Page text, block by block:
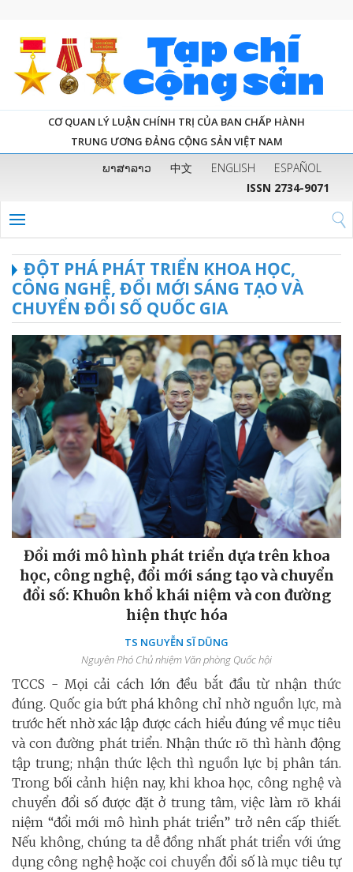
CƠ QUAN LÝ LUẬN CHÍNH TRỊ CỦA BAN CHẤP HÀNH
TRUNG ƯƠNG ĐẢNG CỘNG SẢN VIỆT NAM
ພາສາລາວ 中文 ENGLISH
ESPAÑOL
ISSN 2734-9071
ĐỘT PHÁ PHÁT TRIỂN KHOA HỌC,
CÔNG NGHỆ, ĐỔI MỚI SÁNG TẠO VÀ
CHUYỂN ĐỔI SỐ QUỐC GIA
Đổi mới mô hình phát triển dựa trên khoa
học, công nghệ, đổi mới sáng tạo và chuyển
đổi số: Khuôn khổ khái niệm và con đường
hiện thực hóa
TS NGUYỄN SĨ DŨNG
Nguyên Phó Chủ nhiệm Văn phòng Quốc hội
TCCS - Mọi cải cách lớn đều bắt đầu từ nhận thức
đúng. Quốc gia bứt phá không chỉ nhờ nguồn lực, mà
trước hết nhờ xác lập được cách hiểu đúng về mục tiêu
và con đường phát triển. Nhận thức rõ thì hành động
tập trung; nhận thức lệch thì nguồn lực bị phân tán.
Trong bối cảnh hiện nay, khi khoa học, công nghệ và
chuyển đổi số được đặt ở trung tâm, việc làm rõ khái
niệm “đổi mới mô hình phát triển” trở nên cấp thiết.
Nếu không, chúng ta dễ đồng nhất phát triển với ứng
dụng công nghệ hoặc coi chuyển đổi số là mục tiêu tự